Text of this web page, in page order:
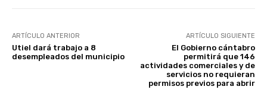
ARTÍCULO ANTERIOR
Utiel dará trabajo a 8
desempleados del municipio
ARTÍCULO SIGUIENTE
El Gobierno cántabro
permitirá que 146
actividades comerciales y de
servicios no requieran
permisos previos para abrir